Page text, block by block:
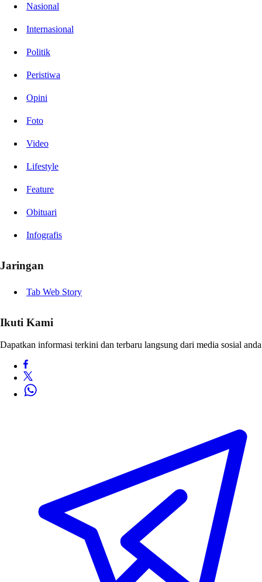
Nasional
Internasional
Politik
Peristiwa
Opini
Foto
Video
Lifestyle
Feature
Obituari
Infografis
Jaringan
Tab Web Story
Ikuti Kami
Dapatkan informasi terkini dan terbaru langsung dari media sosial anda